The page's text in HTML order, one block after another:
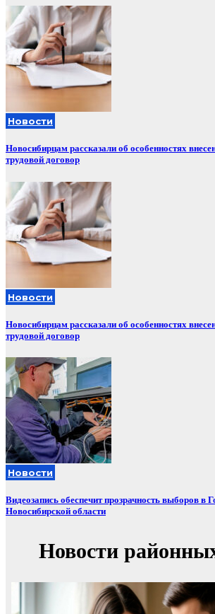
Новости
Новосибирцам рассказали об особенностях
трудовой договор
Новости
Новосибирцам рассказали об особенностях
трудовой договор
Новости
Видеозапись обеспечит прозрачность выборов в
Новосибирской области